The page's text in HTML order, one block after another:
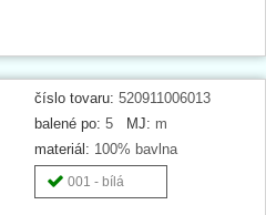
číslo tovaru: 520911006013
balené po: 5 MJ: m
materiál: 100% bavlna
001 - bílá